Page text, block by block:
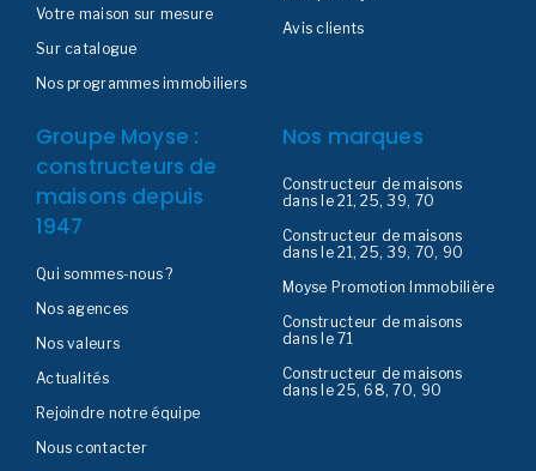
Votre maison sur mesure
Sur catalogue
Nos programmes immobiliers
Avis clients
Groupe Moyse :
constructeurs de
maisons depuis
1947
Qui sommes-nous ?
Nos agences
Nos valeurs
Actualités
Rejoindre notre équipe
Nous contacter
Nos marques
Constructeur de maisons
dans le 21, 25, 39, 70
Constructeur de maisons
dans le 21, 25, 39, 70, 90
Moyse Promotion Immobilière
Constructeur de maisons
dans le 71
Constructeur de maisons
dans le 25, 68, 70, 90